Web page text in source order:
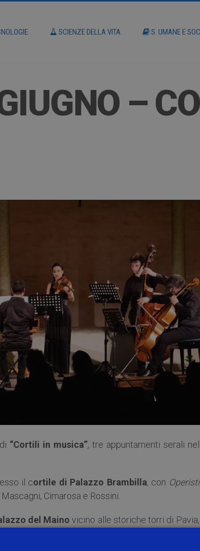
SCIENZE DELLA VITA S. UMANE E
–
“Cortili in musica”, tre appuntamenti serali nel
il cortile di Palazzo Brambilla, con Operisti
Cimarosa e Rossini.
del Maino vicino alle storiche torri di Pavia,